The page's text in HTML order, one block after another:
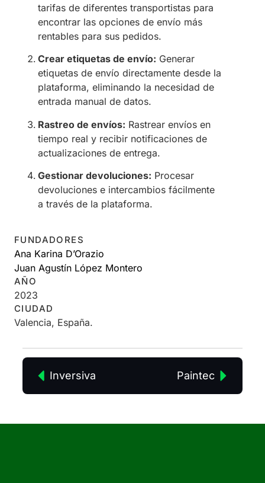
tarifas de diferentes transportistas para
encontrar las opciones de envío más
rentables para sus pedidos.
Crear etiquetas de envío: Generar
etiquetas de envío directamente desde la
plataforma, eliminando la necesidad de
entrada manual de datos.
Rastreo de envíos: Rastrear envíos en
tiempo real y recibir notificaciones de
actualizaciones de entrega.
Gestionar devoluciones: Procesar
devoluciones e intercambios fácilmente
a través de la plataforma.
FUNDADORES
Ana Karina D’Orazio
Juan Agustín López Montero
AÑO
2023
CIUDAD
Valencia, España.
Inversiva Paintec